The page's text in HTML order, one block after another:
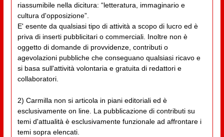
riassumibile nella dicitura: “letteratura, immaginario e
cultura d'opposizione”.
E' esente da qualsiasi tipo di attività a scopo di lucro ed è
priva di inserti pubblicitari o commerciali. Inoltre non è
oggetto di domande di provvidenze, contributi o
agevolazioni pubbliche che conseguano qualsiasi ricavo e
si basa sull'attività volontaria e gratuita di redattori e
collaboratori.
2) Carmilla non si articola in piani editoriali ed è
esclusivamente on line. La pubblicazione di contributi su
temi d'attualità è esclusivamente funzionale ad affrontare i
temi sopra elencati.